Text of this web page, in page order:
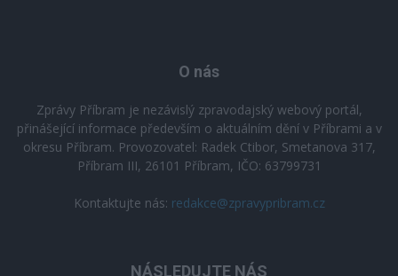
O nás
Zprávy Příbram je nezávislý zpravodajský webový portál,
přinášející informace především o aktuálním dění v Příbrami a v
okresu Příbram. Provozovatel: Radek Ctibor, Smetanova 317,
Příbram III, 26101 Příbram, IČO: 63799731
Kontaktujte nás: redakce@zpravypribram.cz
NÁSLEDUJTE NÁS